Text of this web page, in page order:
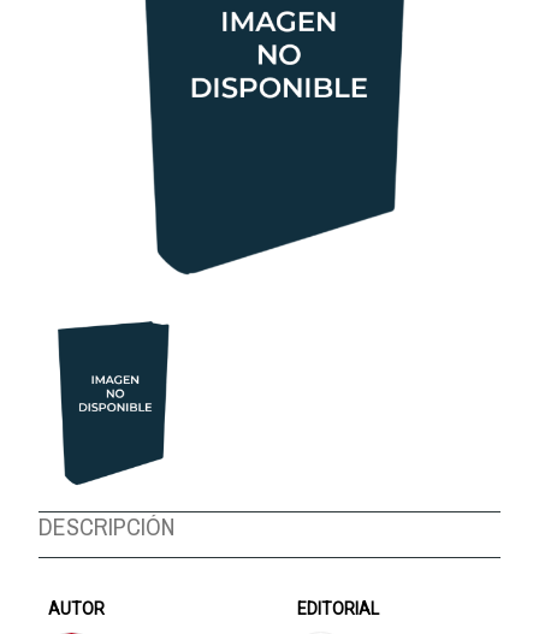
DESCRIPCIÓN
AUTOR EDITORIAL